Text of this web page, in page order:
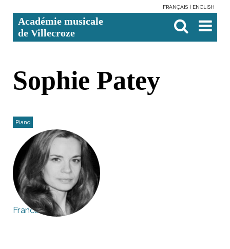
contenu.
Aller
à
personnels
FRANÇAIS ENGLISH
Académie musicale
de Villecroze

avancée…
Sophie Patey
Piano
France